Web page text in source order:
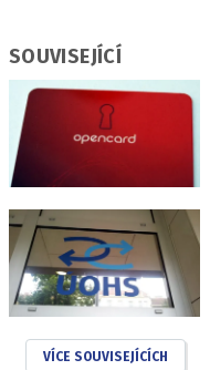
SOUVISEJÍCÍ
VÍCE SOUVISEJÍCÍCH